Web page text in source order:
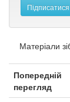
Матеріали
Попередній
перегляд